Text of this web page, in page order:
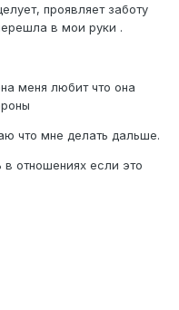
проявляет заботу
в мои руки .
меня любит что она
что мне делать дальше.
отношениях если это